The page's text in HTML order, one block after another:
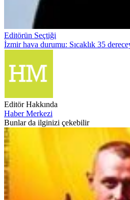
Editörün Seçtiği
İzmir hava durumu: Sıcaklık 35
Editör Hakkında
Haber Merkezi
Bunlar da ilginizi çekebilir